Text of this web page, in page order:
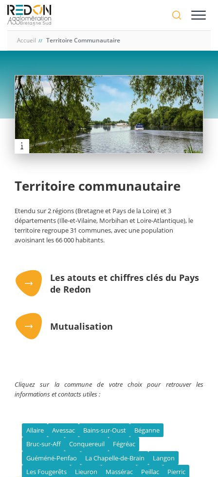
Aller
contenu
Accueil Territoire Communautaire
Territoire communautaire
Etendu sur 2 régions (Bretagne et Pays de la Loire) et 3
départements (Ille-et-Vilaine, Morbihan et Loire-Atlantique), le
territoire regroupe 31 communes, avec une population
avoisinant les 66 000 habitants.
Les atouts et chiffres clés du Pays
de Redon
Mutualisation
Cliquez sur la commune de votre choix pour retrouver les
informations et contacts utiles :
Allaire Avessac Bains-sur-Oust
Béganne
Bruc-sur-Aff
Conquereuil
Fégréac
Guéméné-Penfao
La Chapelle-de-Brain
Langon
Les Fougerêts
Lieuron Massérac Peillac
Pierric